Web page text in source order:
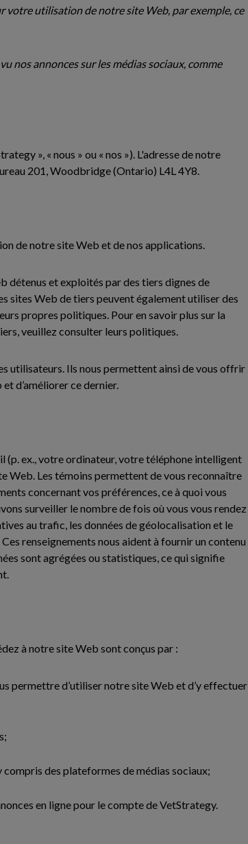
votre utilisation de notre site Web, par exemple, ce
nos annonces sur les médias sociaux, comme
», « nous » ou « nos »). L'adresse de notre
201, Woodbridge (Ontario) L4L 4Y8.
de notre site Web et de nos applications.
détenus et exploités par des tiers dignes de
sites Web de tiers peuvent également utiliser des
propres politiques. Pour en savoir plus sur la
veuillez consulter leurs politiques.
utilisateurs. Ils nous permettent ainsi de vous offrir
d’améliorer ce dernier.
ex., votre ordinateur, votre téléphone intelligent
Web. Les témoins permettent de vous reconnaître
concernant vos préférences, ce à quoi vous
surveiller le nombre de fois où vous vous rendez
au trafic, les données de géolocalisation et le
renseignements nous aident à fournir un contenu
sont agrégées ou statistiques, ce qui signifie
à notre site Web sont conçus par :
permettre d’utiliser notre site Web et d’y effectuer
des plateformes de médias sociaux;
en ligne pour le compte de VetStrategy.